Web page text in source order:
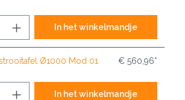
In het winkelmandje
Ø1000 Mod 01 € 560,96*
In het winkelmandje